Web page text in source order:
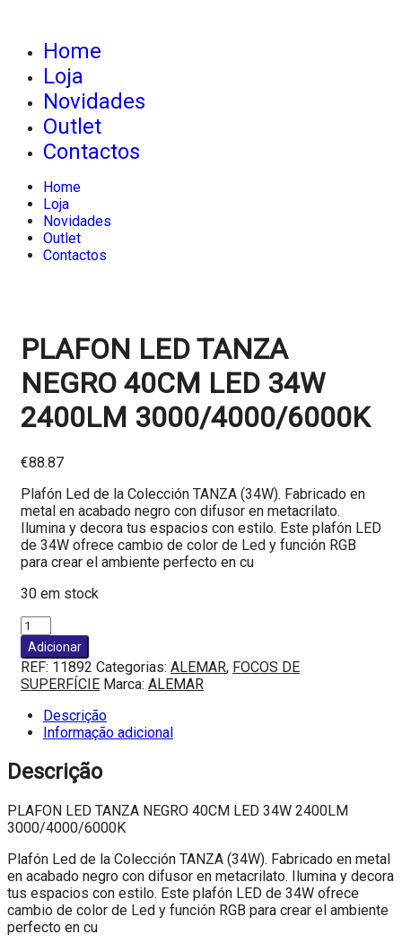
Home
Loja
Novidades
Outlet
Contactos
Home
Loja
Novidades
Outlet
Contactos
PLAFON LED TANZA
NEGRO 40CM LED 34W
2400LM 3000/4000/6000K
€88.87
Plafón Led de la Colección TANZA (34W). Fabricado en
metal en acabado negro con difusor en metacrilato.
Ilumina y decora tus espacios con estilo. Este plafón LED
de 34W ofrece cambio de color de Led y función RGB
para crear el ambiente perfecto en cu
30 em stock
Adicionar
REF: 11892 Categorias: ALEMAR, FOCOS DE
SUPERFÍCIE Marca: ALEMAR
Descrição
Informação adicional
Descrição
PLAFON LED TANZA NEGRO 40CM LED 34W 2400LM
3000/4000/6000K
Plafón Led de la Colección TANZA (34W). Fabricado en metal
en acabado negro con difusor en metacrilato. Ilumina y decora
tus espacios con estilo. Este plafón LED de 34W ofrece
cambio de color de Led y función RGB para crear el ambiente
perfecto en cu